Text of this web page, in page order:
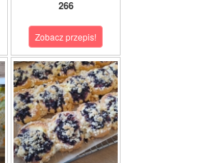
266
Zobacz przepis!